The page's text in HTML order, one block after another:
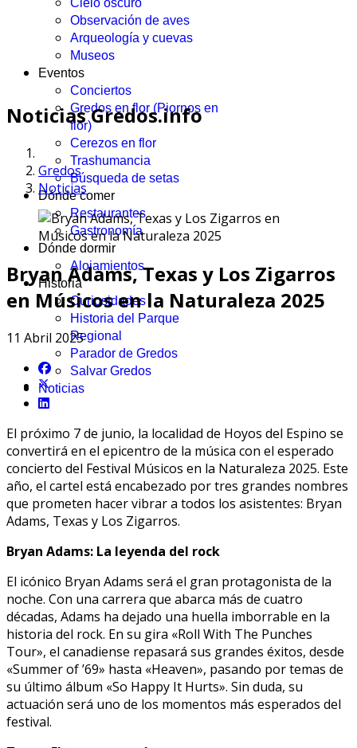
Cielo oscuro
Observación de aves
Arqueología y cuevas
Museos
Eventos
Conciertos
Gredos en flor (Piornos en
flor)
Cerezos en flor
Trashumancia
Búsqueda de setas
Dónde comer
Restaurantes
Gastronomía
Dónde dormir
Alojamientos
Historia
Curiosidades
Historia del Parque
Regional
Parador de Gredos
Salvar Gredos
Noticias
Noticias Gredos.info
Gredos
Noticias
Bryan Adams, Texas y Los Zigarros
en Músicos en la Naturaleza 2025
11 Abril 2025
El próximo 7 de junio, la localidad de Hoyos del Espino se
convertirá en el epicentro de la música con el esperado
concierto del Festival Músicos en la Naturaleza 2025. Este
año, el cartel está encabezado por tres grandes nombres
que prometen hacer vibrar a todos los asistentes: Bryan
Adams, Texas y Los Zigarros.
Bryan Adams: La leyenda del rock
El icónico Bryan Adams será el gran protagonista de la
noche. Con una carrera que abarca más de cuatro
décadas, Adams ha dejado una huella imborrable en la
historia del rock. En su gira «Roll With The Punches
Tour», el canadiense repasará sus grandes éxitos, desde
«Summer of ’69» hasta «Heaven», pasando por temas de
su último álbum «So Happy It Hurts». Sin duda, su
actuación será uno de los momentos más esperados del
festival.